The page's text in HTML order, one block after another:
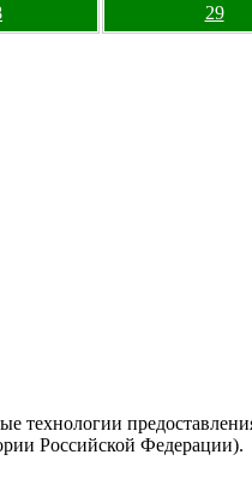
29
технологии
Российской Федерации).